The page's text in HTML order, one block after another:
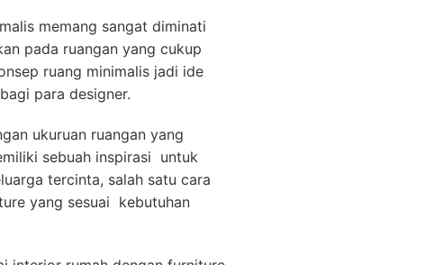
memang sangat diminati
pada ruangan yang cukup
ruang minimalis jadi ide
para designer.
ukuruan ruangan yang
sebuah inspirasi untuk
tercinta, salah satu cara
yang sesuai kebutuhan